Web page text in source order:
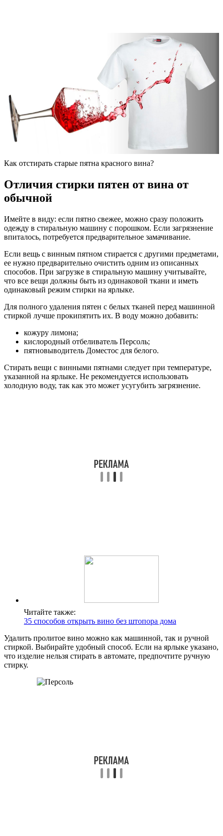
Как отстирать старые пятна красного вина?
Отличия стирки пятен от вина от
обычной
Имейте в виду: если пятно свежее, можно сразу положить
одежду в стиральную машину с порошком. Если загрязнение
впиталось, потребуется предварительное замачивание.
Если вещь с винным пятном стирается с другими предметами,
ее нужно предварительно очистить одним из описанных
способов. При загрузке в стиральную машину учитывайте,
что все вещи должны быть из одинаковой ткани и иметь
одинаковый режим стирки на ярлыке.
Для полного удаления пятен с белых тканей перед машинной
стиркой лучше прокипятить их. В воду можно добавить:
кожуру лимона;
кислородный отбеливатель Персоль;
пятновыводитель Доместос для белого.
Стирать вещи с винными пятнами следует при температуре,
указанной на ярлыке. Не рекомендуется использовать
холодную воду, так как это может усугубить загрязнение.
Читайте также:
35 способов открыть вино без штопора дома
Удалить пролитое вино можно как машинной, так и ручной
стиркой. Выбирайте удобный способ. Если на ярлыке указано,
что изделие нельзя стирать в автомате, предпочтите ручную
стирку.